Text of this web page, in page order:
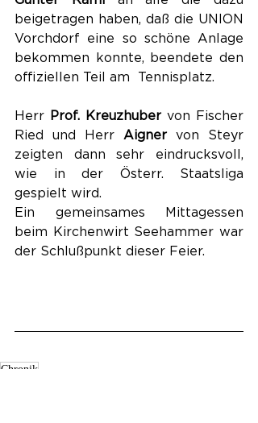
beigetragen haben, daß die UNION
Vorchdorf eine so schöne Anlage
bekommen konnte, beendete den
offiziellen Teil am  Tennisplatz.
Herr Prof. Kreuzhuber von Fischer
Ried und Herr Aigner von Steyr
zeigten dann sehr eindrucksvoll,
wie in der Österr. Staatsliga
gespielt wird.
Ein gemeinsames Mittagessen
beim Kirchenwirt Seehammer war
der Schlußpunkt dieser Feier.
Chronik